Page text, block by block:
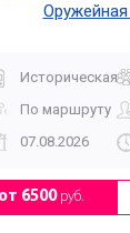
Оружейная
Историческая
По маршруту
07.08.2026
от 6500руб.